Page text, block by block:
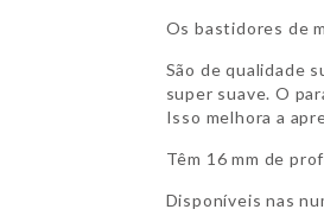
Os bastidores de
São de qualidade
super suave. O
Isso melhora a
Têm 16 mm de
Disponíveis nas